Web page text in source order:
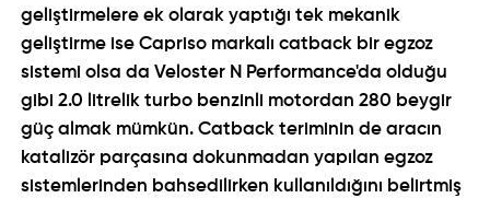
geliştirmelere ek olarak yaptığı tek mekanik
geliştirme ise Capriso markalı catback bir egzoz
sistemi olsa da Veloster N Performance'da olduğu
gibi 2.0 litrelik turbo benzinli motordan 280 beygir
güç almak mümkün. Catback teriminin de aracın
katalizör parçasına dokunmadan yapılan egzoz
sistemlerinden bahsedilirken kullanıldığını belirtmiş